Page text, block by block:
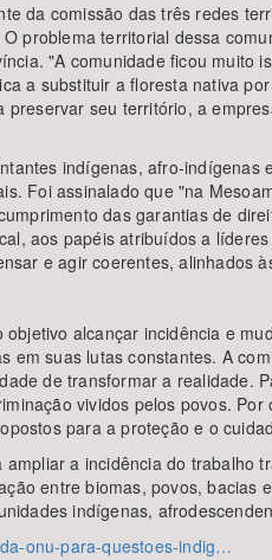
da comissão das três redes
problema territorial dessa
"A comunidade ficou
a substituir a floresta nativa
seu território, a
indígenas, afro-
Foi assinalado que "na
das garantias de
aos papéis atribuídos a
e agir coerentes, alinhados
alcançar incidência e
em suas lutas constantes. A
de transformar a
vividos pelos povos.
para a proteção e o
a incidência do trabalho
entre biomas, povos,
indígenas,
onu-para-questoes-indig…